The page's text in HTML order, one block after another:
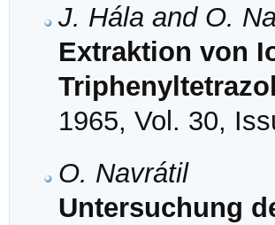
J. Hála and O.
Extraktion von
1965, Vol. 30,
O. Navrátil
Untersuchung